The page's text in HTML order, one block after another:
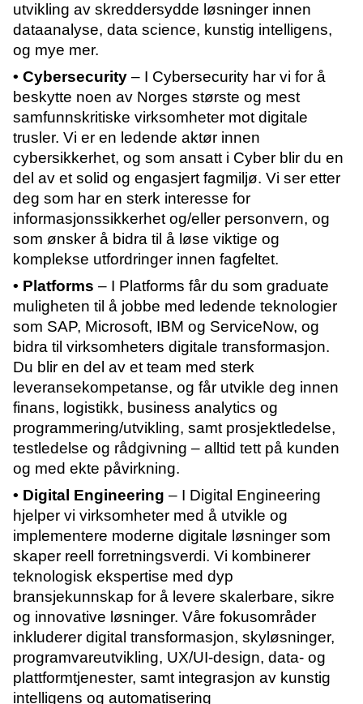
utvikling av skreddersydde løsninger innen
dataanalyse, data science, kunstig intelligens,
og mye mer.
• Cybersecurity – I Cybersecurity har vi for å
beskytte noen av Norges største og mest
samfunnskritiske virksomheter mot digitale
trusler. Vi er en ledende aktør innen
cybersikkerhet, og som ansatt i Cyber blir du en
del av et solid og engasjert fagmiljø. Vi ser etter
deg som har en sterk interesse for
informasjonssikkerhet og/eller personvern, og
som ønsker å bidra til å løse viktige og
komplekse utfordringer innen fagfeltet.
• Platforms – I Platforms får du som graduate
muligheten til å jobbe med ledende teknologier
som SAP, Microsoft, IBM og ServiceNow, og
bidra til virksomheters digitale transformasjon.
Du blir en del av et team med sterk
leveransekompetanse, og får utvikle deg innen
finans, logistikk, business analytics og
programmering/utvikling, samt prosjektledelse,
testledelse og rådgivning – alltid tett på kunden
og med ekte påvirkning.
• Digital Engineering – I Digital Engineering
hjelper vi virksomheter med å utvikle og
implementere moderne digitale løsninger som
skaper reell forretningsverdi. Vi kombinerer
teknologisk ekspertise med dyp
bransjekunnskap for å levere skalerbare, sikre
og innovative løsninger. Våre fokusområder
inkluderer digital transformasjon, skyløsninger,
programvareutvikling, UX/UI-design, data- og
plattformtjenester, samt integrasjon av kunstig
intelligens og automatisering